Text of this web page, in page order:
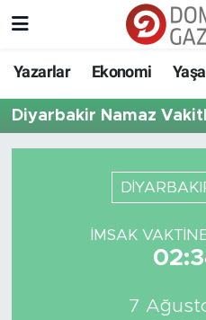
Yazarlar Ekonomi
Diyarbakir Namaz
İMSAK
7